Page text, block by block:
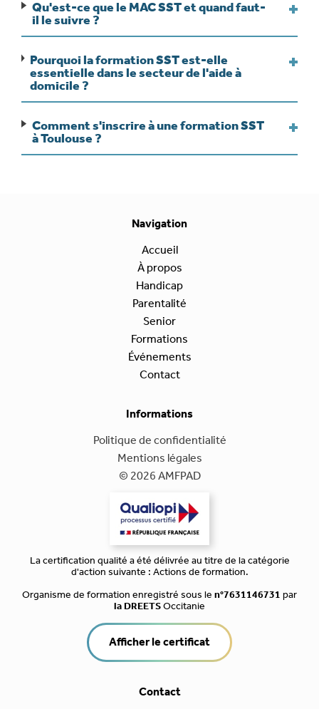
Qu'est-ce que le MAC SST et quand faut-
il le suivre ?
Pourquoi la formation SST est-elle
essentielle dans le secteur de l'aide à
domicile ?
Comment s'inscrire à une formation SST
à Toulouse ?
Navigation
Accueil
À propos
Handicap
Parentalité
Senior
Formations
Événements
Contact
Informations
Politique de confidentialité
Mentions légales
© 2026 AMFPAD
La certification qualité a été délivrée au titre de la catégorie
d'action suivante : Actions de formation.
Organisme de formation enregistré sous len°7631146731par
la DREETSOccitanie
Afficher le certificat
Contact